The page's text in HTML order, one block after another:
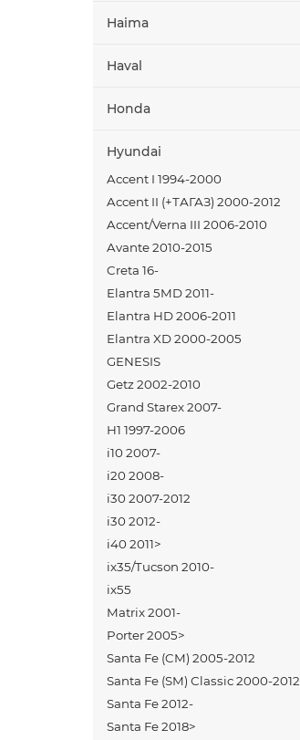
Haima
Haval
Honda
Hyundai
Accent I 1994-2000
Accent II (+ТАГАЗ) 2000-2012
Accent/Verna III 2006-2010
Avante 2010-2015
Creta 16-
Elantra 5MD 2011-
Elantra HD 2006-2011
Elantra XD 2000-2005
GENESIS
Getz 2002-2010
Grand Starex 2007-
H1 1997-2006
i10 2007-
i20 2008-
i30 2007-2012
i30 2012-
i40 2011>
ix35/Tucson 2010-
ix55
Matrix 2001-
Porter 2005>
Santa Fe (CM) 2005-2012
Santa Fe (SM) Сlassic 2000-2012
Santa Fe 2012-
Santa Fe 2018>